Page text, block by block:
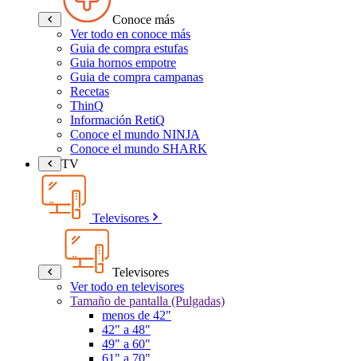
Conoce más
Ver todo en conoce más
Guia de compra estufas
Guia hornos empotre
Guia de compra campanas
Recetas
ThinQ
Información RetiQ
Conoce el mundo NINJA
Conoce el mundo SHARK
TV
Televisores
Televisores
Ver todo en televisores
Tamaño de pantalla (Pulgadas)
menos de 42"
42" a 48"
49" a 60"
61" a 70"